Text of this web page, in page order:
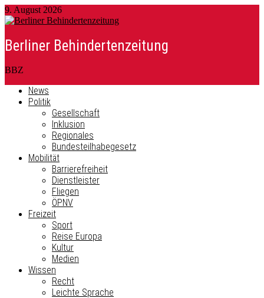
9. August 2026
Berliner Behindertenzeitung
BBZ
News
Politik
Gesellschaft
Inklusion
Regionales
Bundesteilhabegesetz
Mobilität
Barrierefreiheit
Dienstleister
Fliegen
ÖPNV
Freizeit
Sport
Reise Europa
Kultur
Medien
Wissen
Recht
Leichte Sprache